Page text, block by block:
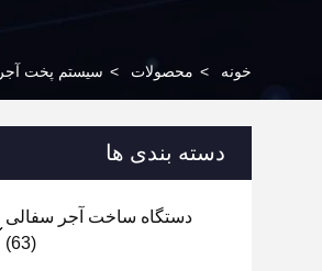
خونه > محصولات > سیستم پخت آجر
دسته بندی ها
دستگاه ساخت آجر سفالی
(63)